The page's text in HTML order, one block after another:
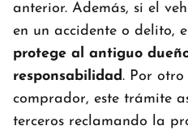
anterior. Además, si el
en un accidente o delito,
protege al antiguo
responsabilidad. Por
comprador, este trámite
terceros reclamando la